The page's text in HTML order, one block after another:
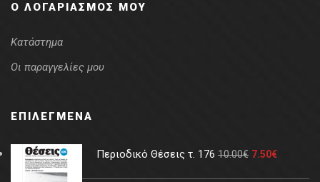
Ο ΛΟΓΑΡΙΑΣΜΌΣ ΜΟΥ
Κατάστημα
Οι παραγγελίες μου
ΕΠΙΛΕΓΜΈΝΑ
Περιοδικό Θέσεις τ. 176 10.00€ 7.50€